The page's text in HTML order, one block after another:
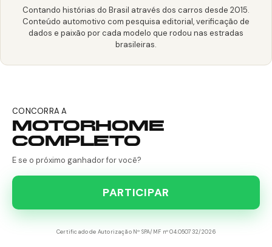
Contando histórias do Brasil através dos carros desde 2015.
Conteúdo automotivo com pesquisa editorial, verificação de
dados e paixão por cada modelo que rodou nas estradas
brasileiras.
CONCORRA A
MOTORHOME
COMPLETO
E se o próximo ganhador for você?
PARTICIPAR
Certificado de Autorização Nº SPA/MF nº 04.050732/2026